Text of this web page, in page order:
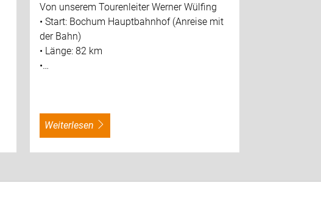
Von unserem Tourenleiter Werner Wülfing
• Start: Bochum Hauptbahnhof (Anreise mit
der Bahn)
• Länge: 82 km
•…
weiterlesen